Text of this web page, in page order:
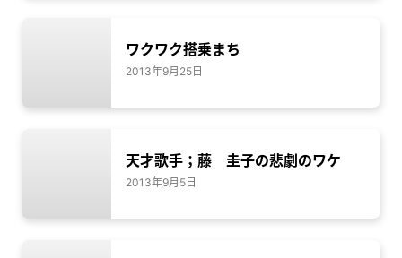
ワクワク搭乗まち
2013年9月25日
天才歌手；藤 圭子の悲劇のワケ
2013年9月5日